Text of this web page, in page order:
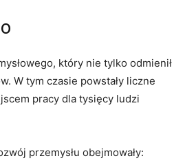
który nie tylko odmienił
W tym czasie powstały liczne
pracy dla tysięcy ludzi
przemysłu obejmowały: